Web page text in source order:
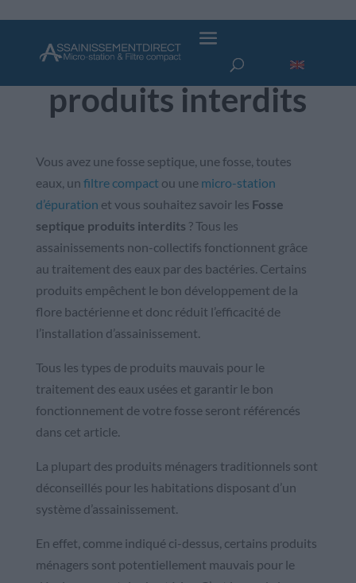
Fosse septique
produits interdits
Vous avez une fosse septique, une fosse, toutes
eaux, un filtre compact ou une micro-station
d’épuration et vous souhaitez savoir les Fosse
septique produits interdits ? Tous les
assainissements non-collectifs fonctionnent grâce
au traitement des eaux par des bactéries. Certains
produits empêchent le bon développement de la
flore bactérienne et donc réduit l’efficacité de
l’installation d’assainissement.
Tous les types de produits mauvais pour le
traitement des eaux usées et garantir le bon
fonctionnement de votre fosse seront référencés
dans cet article.
La plupart des produits ménagers traditionnels sont
déconseillés pour les habitations disposant d’un
système d’assainissement.
En effet, comme indiqué ci-dessus, certains produits
ménagers sont potentiellement mauvais pour le